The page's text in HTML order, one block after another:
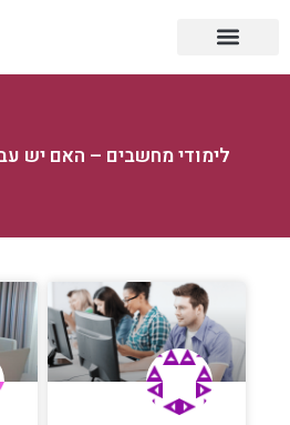
לימודי מחשבים – האם יש